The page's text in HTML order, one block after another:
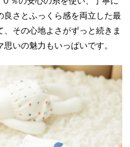
良さとふっくら感を両立した最
その心地よさがずっと続きま
いの魅力もいっぱいです。